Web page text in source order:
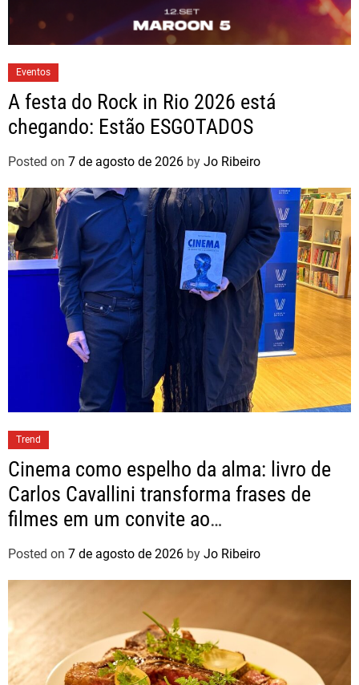
Eventos
A festa do Rock in Rio 2026 está
chegando: Estão ESGOTADOS
Posted on 7 de agosto de 2026 by Jo Ribeiro
Trend
Cinema como espelho da alma: livro de
Carlos Cavallini transforma frases de
filmes em um convite ao
autoconhecimento
Posted on 7 de agosto de 2026 by Jo Ribeiro